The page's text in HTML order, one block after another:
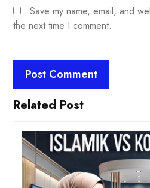
Save my name, email, and
the next time I comment.
Related Post